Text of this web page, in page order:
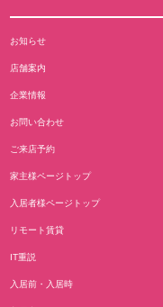
お知らせ
店舗案内
企業情報
お問い合わせ
ご来店予約
家主様ページトップ
入居者様ページトップ
リモート賃貸
IT重説
入居前・入居時